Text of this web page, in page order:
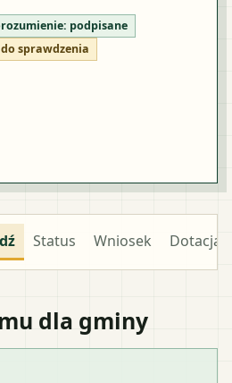
podpisane
do sprawdzenia
Status Wniosek Dotacja
dla gminy